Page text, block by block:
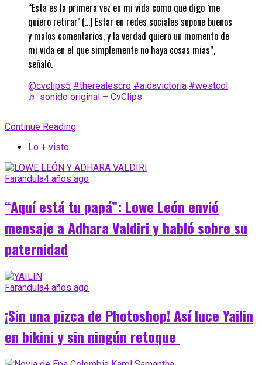
“Esta es la primera vez en mi vida como que digo ‘me
quiero retirar’ (…) Estar en redes sociales supone buenos
y malos comentarios, y la verdad quiero un momento de
mi vida en el que simplemente no haya cosas mías”,
señaló.
@cvclips5 #therealescro #aidavictoria #westcol
♬ sonido original – CvClips
Continue Reading
Lo + visto
Farándula4 años ago
“Aquí está tu papá”: Lowe León envió
mensaje a Adhara Valdiri y habló sobre su
paternidad
Farándula4 años ago
¡Sin una pizca de Photoshop! Así luce Yailin
en bikini y sin ningún retoque